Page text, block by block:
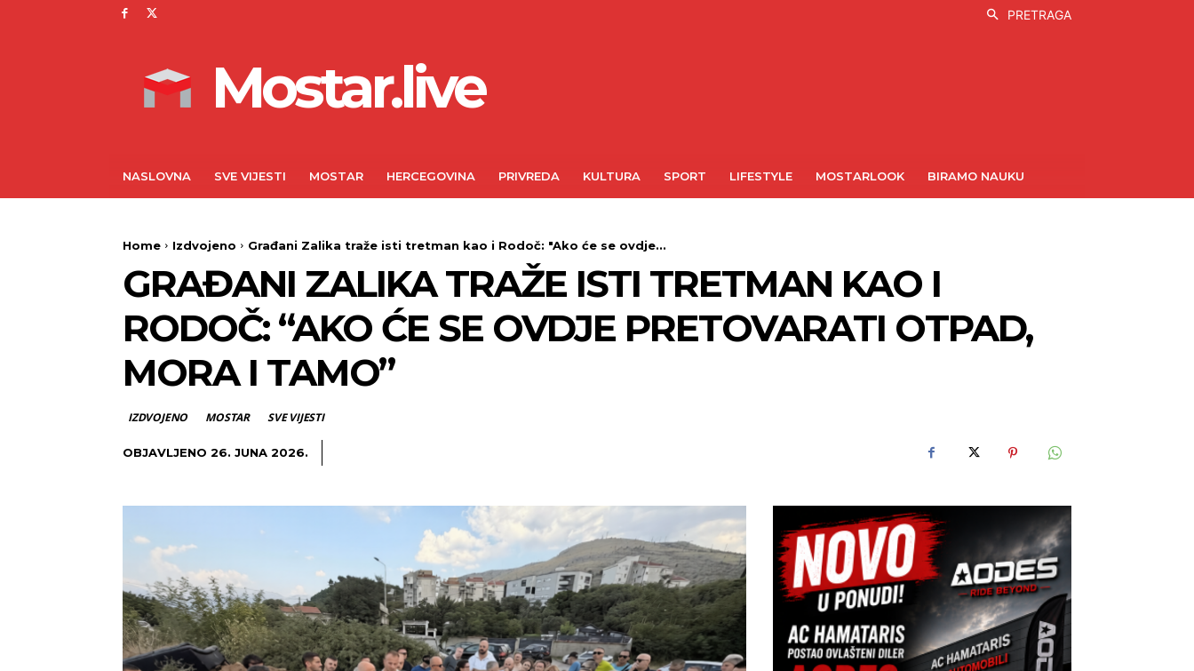
PRETRAGA
Mostar.live
NASLOVNA SVE VIJESTI MOSTAR HERCEGOVINA PRIVREDA KULTURA SPORT LIFESTYLE MOSTARLOOK BIRAMO NAUKU
Home Izdvojeno Građani Zalika traže isti tretman kao i Rodoč: "Ako će se ovdje...
GRAĐANI ZALIKA TRAŽE ISTI TRETMAN KAO I
RODOČ: “AKO ĆE SE OVDJE PRETOVARATI OTPAD,
MORA I TAMO”
IZDVOJENO MOSTAR SVE VIJESTI
OBJAVLJENO 26. JUNA 2026.